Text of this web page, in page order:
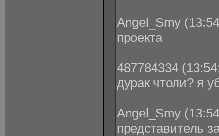
Angel_Smy
проекта
487784334
дурак чтоли? я
Angel_Smy
представитель